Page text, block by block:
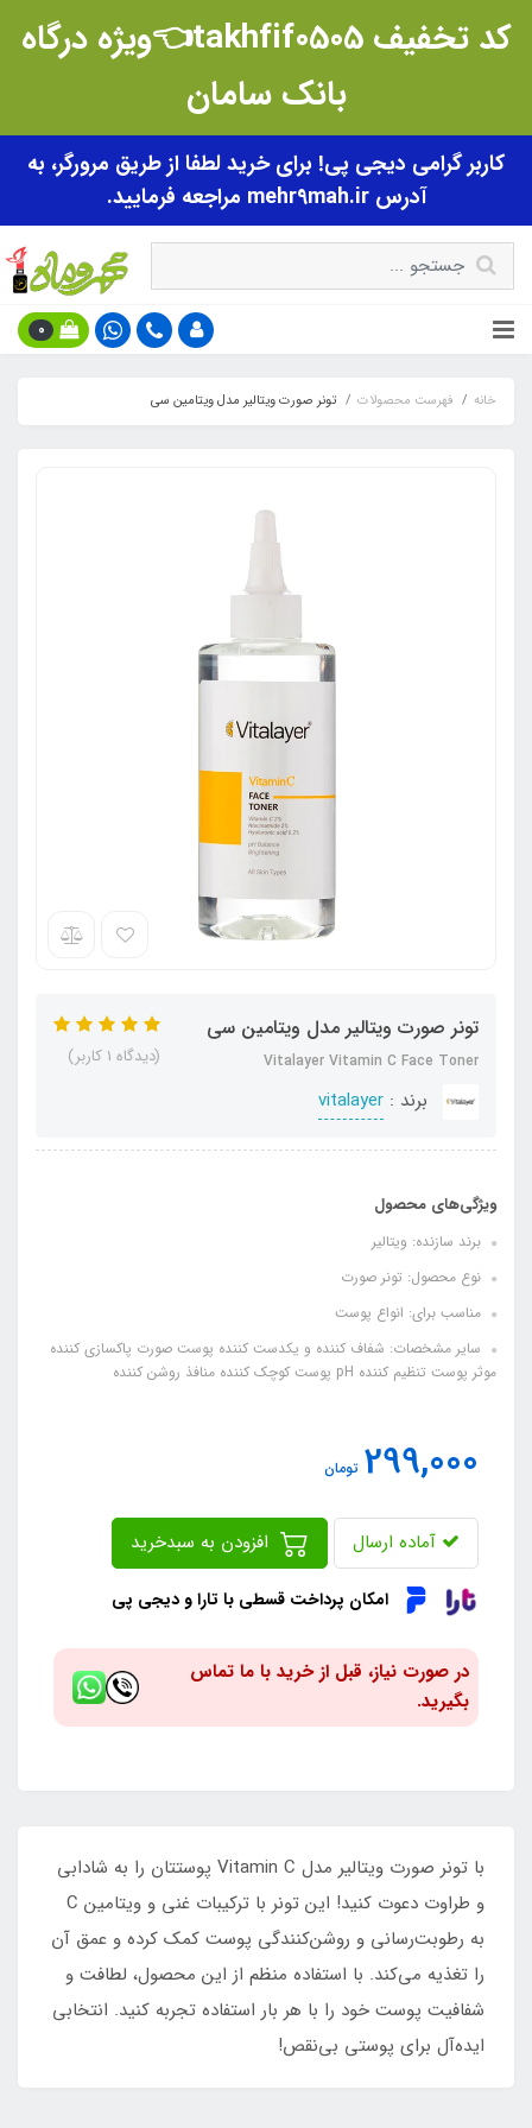
کد تخفیف takhfif0505👈ویژه درگاه
بانک سامان
کاربر گرامی دیجی پی! برای خرید لطفا از طریق مرورگر، به
آدرس mehr9mah.ir مراجعه فرمایید.
0
خانه فهرست محصولات تونر صورت ویتالیر مدل ویتامین سی
تونر صورت ویتالیر مدل ویتامین سی
Vitalayer Vitamin C Face Toner
برند : vitalayer
(دیدگاه 1 کاربر)
ویژگی‌های محصول
برند سازنده: ویتالیر
نوع محصول: تونر صورت
مناسب برای: انواع پوست
سایر مشخصات: شفاف کننده و یکدست کننده پوست صورت پاکسازی کننده
موثر پوست تنظیم کننده pH پوست کوچک کننده منافذ روشن کننده
299,000 تومان
آماده ارسال
امکان پرداخت قسطی با تارا و دیجی پی
در صورت نیاز، قبل از خرید با ما تماس
بگیرید.
با تونر صورت ویتالیر مدل Vitamin C پوستتان را به شادابی
و طراوت دعوت کنید! این تونر با ترکیبات غنی و ویتامین C
به رطوبت‌رسانی و روشن‌کنندگی پوست کمک کرده و عمق آن
را تغذیه می‌کند. با استفاده منظم از این محصول، لطافت و
شفافیت پوست خود را با هر بار استفاده تجربه کنید. انتخابی
ایده‌آل برای پوستی بی‌نقص!